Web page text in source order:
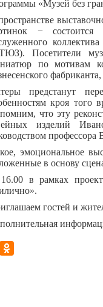
«Музей без
− состоится
Посетители
по мотивам
предстанут
кроя того
что эту
изделий
профессора
эмоциональное
в основу
в рамках
гостей и